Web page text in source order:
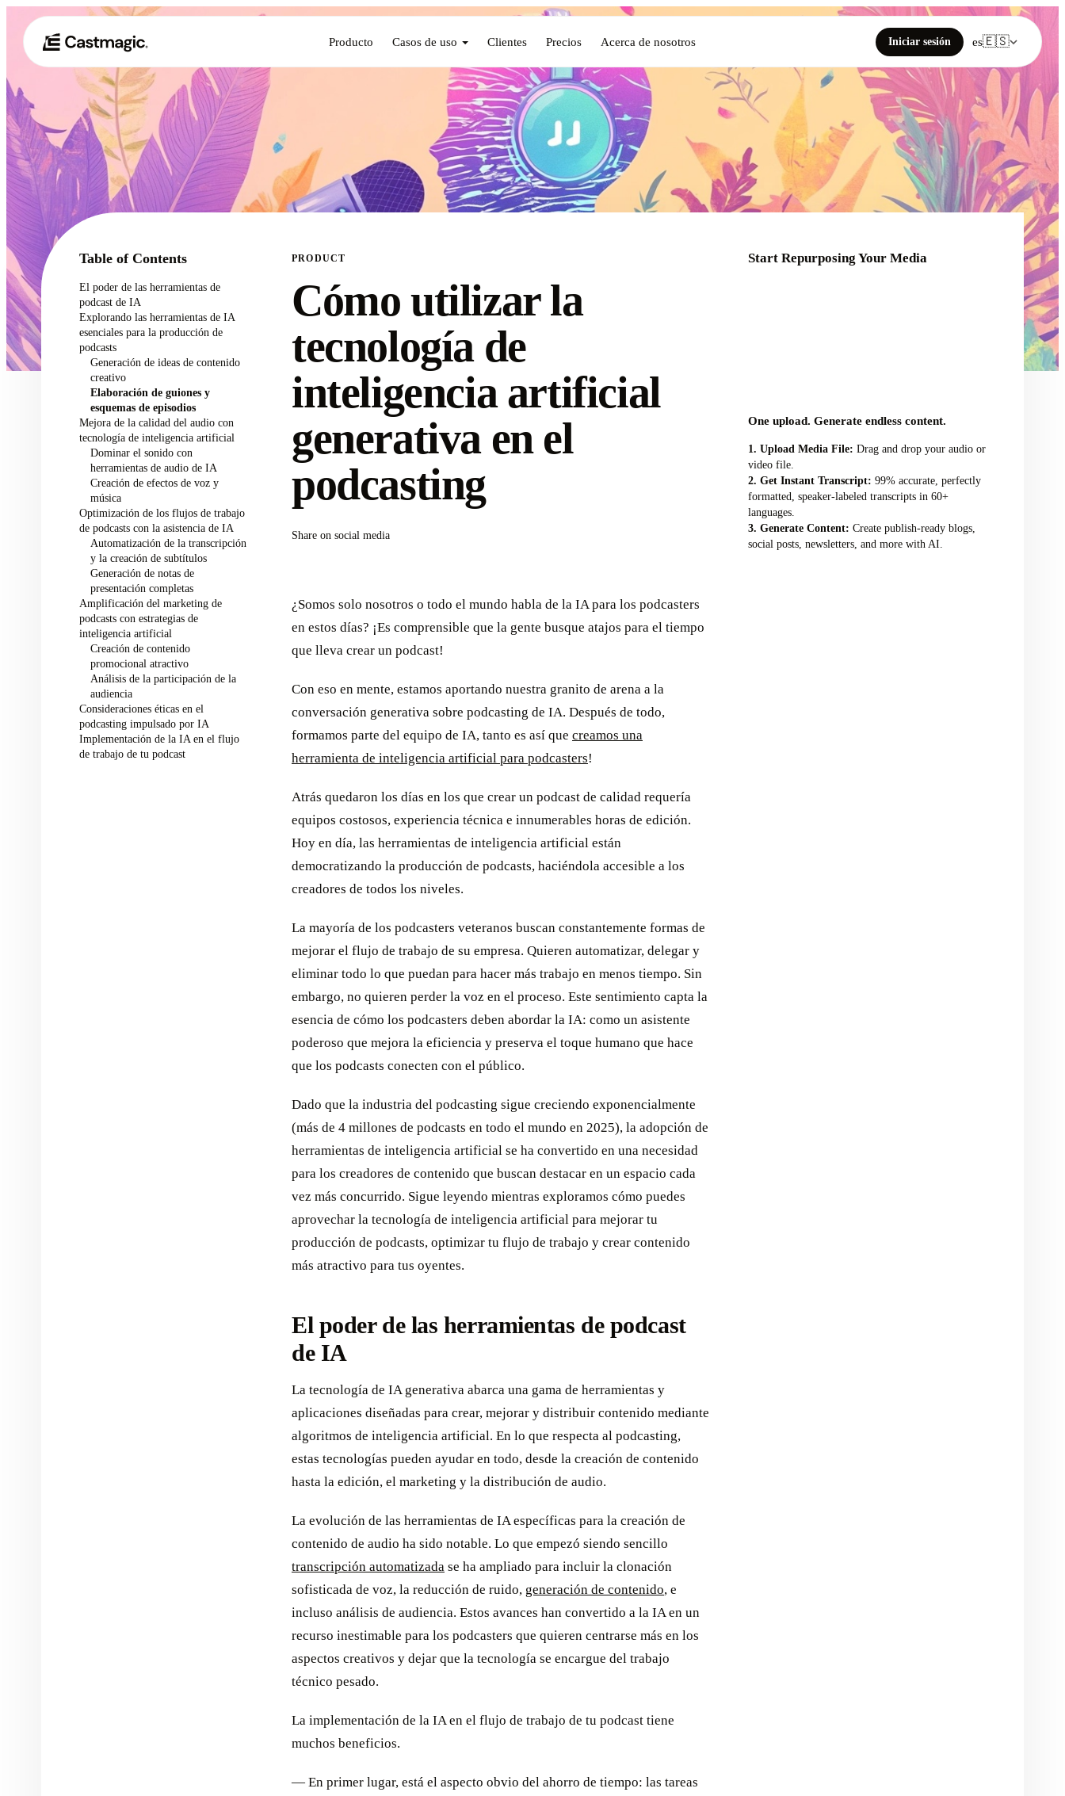
Producto Casos de uso Clientes Precios Acerca de nosotros Iniciar sesión es🇪🇸
Table of Contents
El poder de las herramientas de
podcast de IA
Explorando las herramientas de IA
esenciales para la producción de
podcasts
Generación de ideas de contenido
creativo
Elaboración de guiones y
esquemas de episodios
Mejora de la calidad del audio con
tecnología de inteligencia artificial
Dominar el sonido con
herramientas de audio de IA
Creación de efectos de voz y
música
Optimización de los flujos de trabajo
de podcasts con la asistencia de IA
Automatización de la transcripción
y la creación de subtítulos
Generación de notas de
presentación completas
Amplificación del marketing de
podcasts con estrategias de
inteligencia artificial
Creación de contenido
promocional atractivo
Análisis de la participación de la
audiencia
Consideraciones éticas en el
podcasting impulsado por IA
Implementación de la IA en el flujo
de trabajo de tu podcast
PRODUCT
Cómo utilizar la
tecnología de
inteligencia artificial
generativa en el
podcasting
Share on social media
¿Somos solo nosotros o todo el mundo habla de la IA para los podcasters
en estos días? ¡Es comprensible que la gente busque atajos para el tiempo
que lleva crear un podcast!
Con eso en mente, estamos aportando nuestra granito de arena a la
conversación generativa sobre podcasting de IA. Después de todo,
formamos parte del equipo de IA, tanto es así que creamos una
herramienta de inteligencia artificial para podcasters!
Atrás quedaron los días en los que crear un podcast de calidad requería
equipos costosos, experiencia técnica e innumerables horas de edición.
Hoy en día, las herramientas de inteligencia artificial están
democratizando la producción de podcasts, haciéndola accesible a los
creadores de todos los niveles.
La mayoría de los podcasters veteranos buscan constantemente formas de
mejorar el flujo de trabajo de su empresa. Quieren automatizar, delegar y
eliminar todo lo que puedan para hacer más trabajo en menos tiempo. Sin
embargo, no quieren perder la voz en el proceso. Este sentimiento capta la
esencia de cómo los podcasters deben abordar la IA: como un asistente
poderoso que mejora la eficiencia y preserva el toque humano que hace
que los podcasts conecten con el público.
Dado que la industria del podcasting sigue creciendo exponencialmente
(más de 4 millones de podcasts en todo el mundo en 2025), la adopción de
herramientas de inteligencia artificial se ha convertido en una necesidad
para los creadores de contenido que buscan destacar en un espacio cada
vez más concurrido. Sigue leyendo mientras exploramos cómo puedes
aprovechar la tecnología de inteligencia artificial para mejorar tu
producción de podcasts, optimizar tu flujo de trabajo y crear contenido
más atractivo para tus oyentes.
El poder de las herramientas de podcast
de IA
La tecnología de IA generativa abarca una gama de herramientas y
aplicaciones diseñadas para crear, mejorar y distribuir contenido mediante
algoritmos de inteligencia artificial. En lo que respecta al podcasting,
estas tecnologías pueden ayudar en todo, desde la creación de contenido
hasta la edición, el marketing y la distribución de audio.
La evolución de las herramientas de IA específicas para la creación de
contenido de audio ha sido notable. Lo que empezó siendo sencillo
transcripción automatizada se ha ampliado para incluir la clonación
sofisticada de voz, la reducción de ruido, generación de contenido, e
incluso análisis de audiencia. Estos avances han convertido a la IA en un
recurso inestimable para los podcasters que quieren centrarse más en los
aspectos creativos y dejar que la tecnología se encargue del trabajo
técnico pesado.
La implementación de la IA en el flujo de trabajo de tu podcast tiene
muchos beneficios.
— En primer lugar, está el aspecto obvio del ahorro de tiempo: las tareas
Start Repurposing Your Media
One upload. Generate endless content.
Upload Media File: Drag and drop your audio or
video file.
Get Instant Transcript: 99% accurate, perfectly
formatted, speaker-labeled transcripts in 60+
languages.
Generate Content: Create publish-ready blogs,
social posts, newsletters, and more with AI.